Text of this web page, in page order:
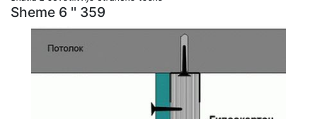
Sheme 6 '' 359